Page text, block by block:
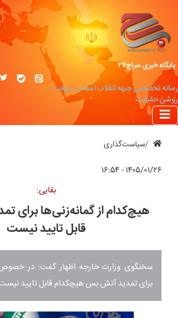
پایگاه خبری سراج۲۴
رسانه تخصصی جبهه انقلاب اسلامی؛ روایت
روشن حقیقت
سیاست‌گذاری
۱۴۰۵/۰۱/۲۶ - ۱۶:۵۴
بقایی:
هیچ‌کدام از گمانه‌زنی‌ها برای
قابل تایید نیست
سخنگوی وزارت خارجه اظهار گفت: در
برای تمدید آتش بس هیچکدام قابل تایید